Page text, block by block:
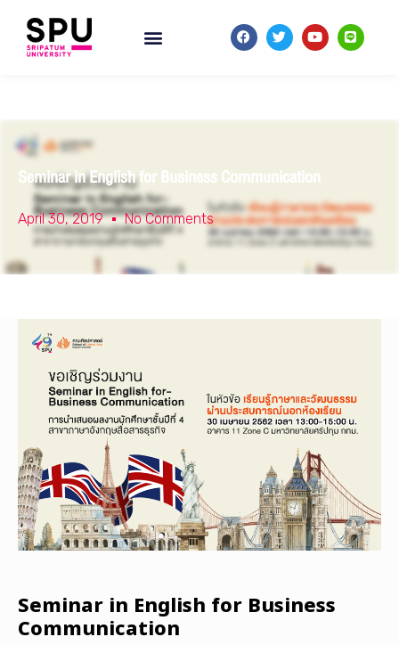
Seminar in English for Business Communication
April 30, 2019 No Comments
Seminar in English for Business
Communication